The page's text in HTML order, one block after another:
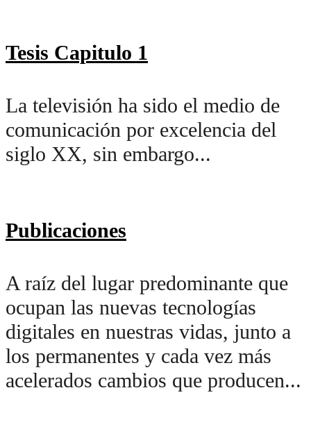
Tesis Capitulo 1
La televisión ha sido el medio de
comunicación por excelencia del
siglo XX, sin embargo...
Publicaciones
A raíz del lugar predominante que
ocupan las nuevas tecnologías
digitales en nuestras vidas, junto a
los permanentes y cada vez más
acelerados cambios que producen...